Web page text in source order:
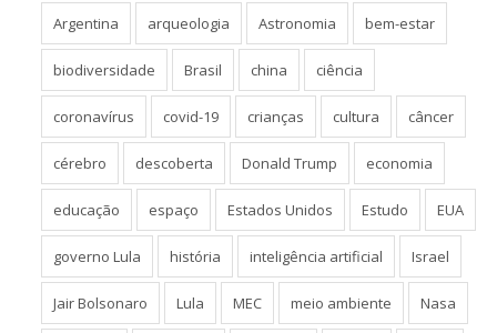
Argentina arqueologia Astronomia bem-estar
biodiversidade Brasil china ciência
coronavírus covid-19 crianças cultura câncer
cérebro descoberta Donald Trump economia
educação espaço Estados Unidos Estudo EUA
governo Lula história inteligência artificial Israel
Jair Bolsonaro Lula MEC meio ambiente Nasa